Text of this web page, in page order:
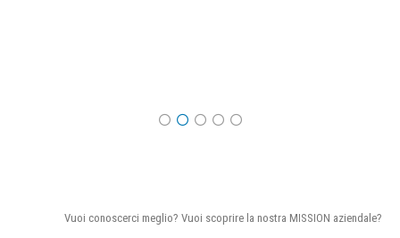
Vuoi conoscerci meglio? Vuoi scoprire la nostra MISSION aziendale?